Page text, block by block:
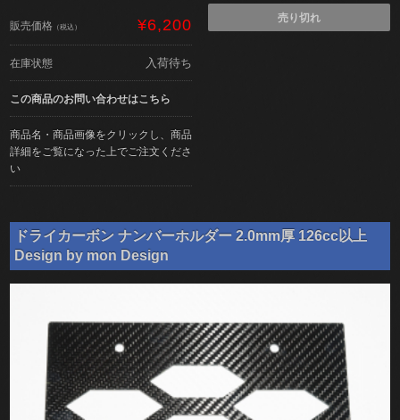
販売価格 （税込） ¥6,200
在庫状態 入荷待ち
この商品のお問い合わせはこちら
商品名・商品画像をクリックし、商品
詳細をご覧になった上でご注文くださ
い
売り切れ
ドライカーボン ナンバーホルダー 2.0mm厚 126cc以上
Design by mon Design